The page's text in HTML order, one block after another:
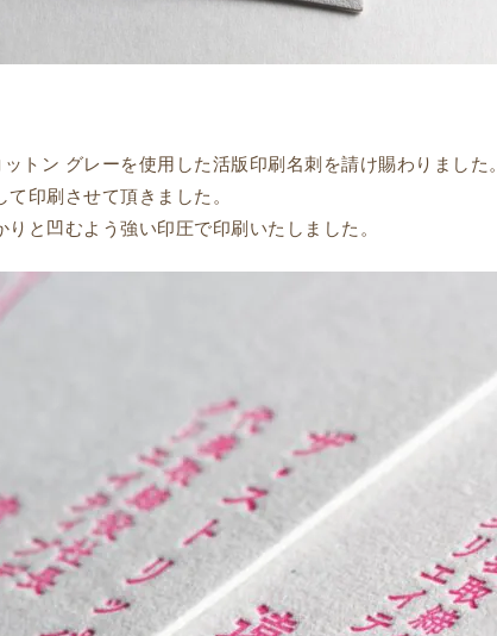
トン グレーを使用した活版印刷名刺を請け賜わりました。
印刷させて頂きました。
と凹むよう強い印圧で印刷いたしました。